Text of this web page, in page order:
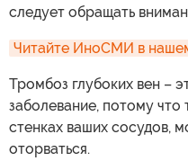
следует обращать
Читайте ИноСМИ в
Тромбоз глубоких вен –
заболевание, потому
стенках ваших сосудов,
оторваться.